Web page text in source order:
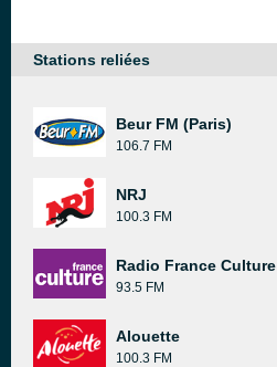
Stations reliées
Beur FM (Paris)
106.7 FM
NRJ
100.3 FM
Radio France Culture
93.5 FM
Alouette
100.3 FM